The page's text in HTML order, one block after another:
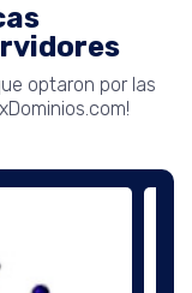
optaron por las